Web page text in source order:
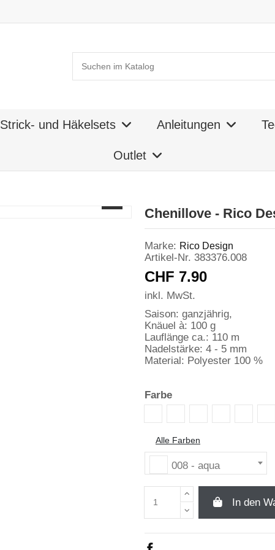
Strick- und Häkelsets Anleitungen
Outlet
Chenillove - Rico
Marke: Rico Design
Artikel-Nr. 383376.008
CHF 7.90
inkl. MwSt.
Saison: ganzjährig,
Knäuel à: 100 g
Lauflänge ca.: 110 m
Nadelstärke: 4 - 5 mm
Material: Polyester 100 %
Farbe
Alle Farben
008 - aqua
In den